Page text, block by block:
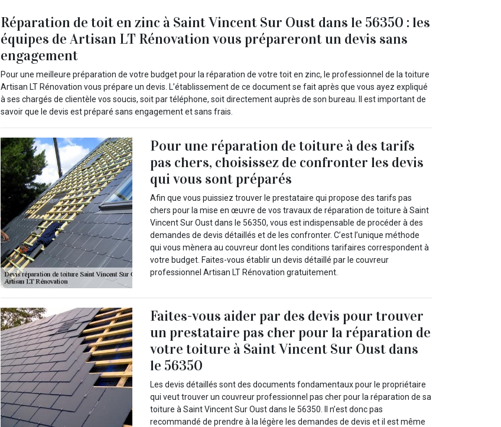
Réparation de toit en zinc à Saint Vincent Sur Oust dans le 56350 : les
équipes de Artisan LT Rénovation vous prépareront un devis sans
engagement
Pour une meilleure préparation de votre budget pour la réparation de votre toit en zinc, le professionnel de la toiture
Artisan LT Rénovation vous prépare un devis. L’établissement de ce document se fait après que vous ayez expliqué
à ses chargés de clientèle vos soucis, soit par téléphone, soit directement auprès de son bureau. Il est important de
savoir que le devis est préparé sans engagement et sans frais.
Pour une réparation de toiture à des tarifs
pas chers, choisissez de confronter les devis
qui vous sont préparés
Afin que vous puissiez trouver le prestataire qui propose des tarifs pas
chers pour la mise en œuvre de vos travaux de réparation de toiture à Saint
Vincent Sur Oust dans le 56350, vous est indispensable de procéder à des
demandes de devis détaillés et de les confronter. C’est l’unique méthode
qui vous mènera au couvreur dont les conditions tarifaires correspondent à
votre budget. Faites-vous établir un devis détaillé par le couvreur
professionnel Artisan LT Rénovation gratuitement.
Faites-vous aider par des devis pour trouver
un prestataire pas cher pour la réparation de
votre toiture à Saint Vincent Sur Oust dans
le 56350
Les devis détaillés sont des documents fondamentaux pour le propriétaire
qui veut trouver un couvreur professionnel pas cher pour la réparation de sa
toiture à Saint Vincent Sur Oust dans le 56350. Il n’est donc pas
recommandé de prendre à la légère les demandes de devis et il est même